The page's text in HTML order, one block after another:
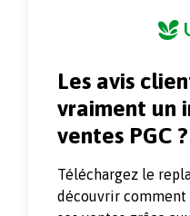
Les avis
vraiment un
ventes PGC ?
Téléchargez le
découvrir comment